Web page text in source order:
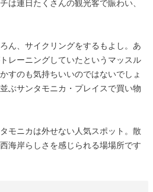
は連日たくさんの観光客で賑わい、
ん、サイクリングをするもよし。あ
レーニングしていたというマッスル
すのも気持ちいいのではないでしょ
ぶサンタモニカ・プレイスで買い物
モニカは外せない人気スポット。散
海岸らしさを感じられる場場所です